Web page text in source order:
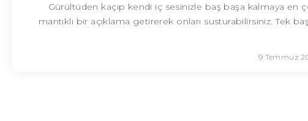
Gürültüden kaçıp kendi iç sesinizle baş başa kalmaya en
mantıklı bir açıklama getirerek onları susturabilirsiniz. Tek
9 Temmuz